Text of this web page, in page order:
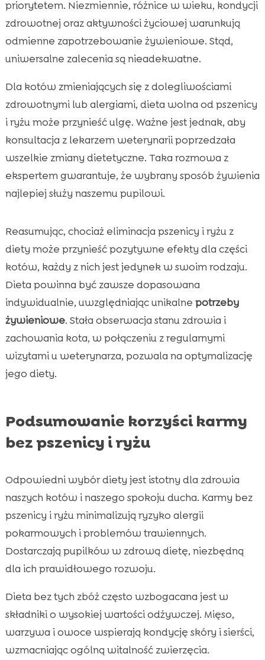
priorytetem. Niezmiennie, różnice w wieku, kondycji
zdrowotnej oraz aktywności życiowej warunkują
odmienne zapotrzebowanie żywieniowe. Stąd,
uniwersalne zalecenia są nieadekwatne.
Dla kotów zmieniających się z dolegliwościami
zdrowotnymi lub alergiami, dieta wolna od pszenicy
i ryżu może przynieść ulgę. Ważne jest jednak, aby
konsultacja z lekarzem weterynarii poprzedzała
wszelkie zmiany dietetyczne. Taka rozmowa z
ekspertem gwarantuje, że wybrany sposób żywienia
najlepiej służy naszemu pupilowi.
Reasumując, chociaż eliminacja pszenicy i ryżu z
diety może przynieść pozytywne efekty dla części
kotów, każdy z nich jest jedynek w swoim rodzaju.
Dieta powinna być zawsze dopasowana
indywidualnie, uwzględniając unikalne potrzeby
żywieniowe. Stała obserwacja stanu zdrowia i
zachowania kota, w połączeniu z regularnymi
wizytami u weterynarza, pozwala na optymalizację
jego diety.
Podsumowanie korzyści karmy
bez pszenicy i ryżu
Odpowiedni wybór diety jest istotny dla zdrowia
naszych kotów i naszego spokoju ducha. Karmy bez
pszenicy i ryżu minimalizują ryzyko alergii
pokarmowych i problemów trawiennych.
Dostarczają pupilków w zdrową dietę, niezbędną
dla ich prawidłowego rozwoju.
Dieta bez tych zbóż często wzbogacana jest w
składniki o wysokiej wartości odżywczej. Mięso,
warzywa i owoce wspierają kondycję skóry i sierści,
wzmacniając ogólną witalność zwierzęcia.